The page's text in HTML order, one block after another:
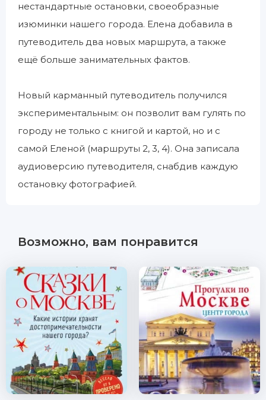
нестандартные остановки, своеобразные
изюминки нашего города. Елена добавила в
путеводитель два новых маршрута, а также
ещё больше занимательных фактов.
Новый карманный путеводитель получился
экспериментальным: он позволит вам гулять по
городу не только с книгой и картой, но и с
самой Еленой (маршруты 2, 3, 4). Она записала
аудиоверсию путеводителя, снабдив каждую
остановку фотографией.
Возможно, вам понравится